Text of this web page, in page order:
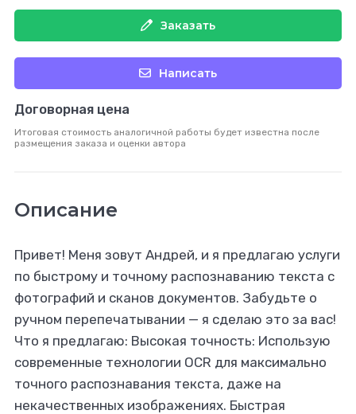
Заказать
Написать
Договорная цена
Итоговая стоимость аналогичной работы будет известна после
размещения заказа и оценки автора
Описание
Привет! Меня зовут Андрей, и я предлагаю услуги
по быстрому и точному распознаванию текста с
фотографий и сканов документов. Забудьте о
ручном перепечатывании — я сделаю это за вас!
Что я предлагаю: Высокая точность: Использую
современные технологии OCR для максимально
точного распознавания текста, даже на
некачественных изображениях. Быстрая